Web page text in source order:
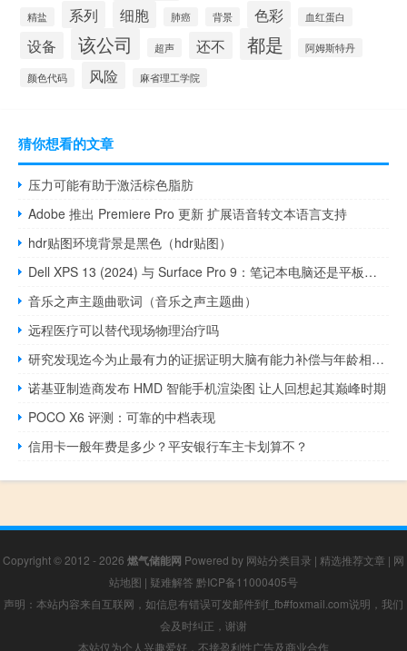
精盐 系列 细胞 肺癌 背景 色彩 血红蛋白
设备 该公司 超声 还不 都是 阿姆斯特丹
颜色代码 风险 麻省理工学院
猜你想看的文章
压力可能有助于激活棕色脂肪
Adobe 推出 Premiere Pro 更新 扩展语音转文本语言支持
hdr贴图环境背景是黑色（hdr贴图）
Dell XPS 13 (2024) 与 Surface Pro 9：笔记本电脑还是平板电脑
音乐之声主题曲歌词（音乐之声主题曲）
远程医疗可以替代现场物理治疗吗
研究发现迄今为止最有力的证据证明大脑有能力补偿与年龄相关的认知衰退
诺基亚制造商发布 HMD 智能手机渲染图 让人回想起其巅峰时期
POCO X6 评测：可靠的中档表现
信用卡一般年费是多少？平安银行车主卡划算不？
Copyright © 2012 - 2026 燃气储能网 Powered by 网站分类目录 | 精选推荐文章 | 网
站地图 | 疑难解答 黔ICP备11000405号
声明：本站内容来自互联网，如信息有错误可发邮件到f_fb#foxmail.com说明，我们
会及时纠正，谢谢
本站仅为个人兴趣爱好，不接盈利性广告及商业合作